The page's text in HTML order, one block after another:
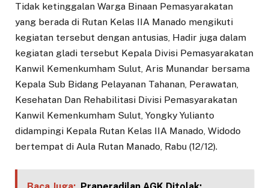
Tidak ketinggalan Warga Binaan Pemasyarakatan
yang berada di Rutan Kelas IIA Manado mengikuti
kegiatan tersebut dengan antusias, Hadir juga dalam
kegiatan gladi tersebut Kepala Divisi Pemasyarakatan
Kanwil Kemenkumham Sulut, Aris Munandar bersama
Kepala Sub Bidang Pelayanan Tahanan, Perawatan,
Kesehatan Dan Rehabilitasi Divisi Pemasyarakatan
Kanwil Kemenkumham Sulut, Yongky Yulianto
didampingi Kepala Rutan Kelas IIA Manado, Widodo
bertempat di Aula Rutan Manado, Rabu (12/12).